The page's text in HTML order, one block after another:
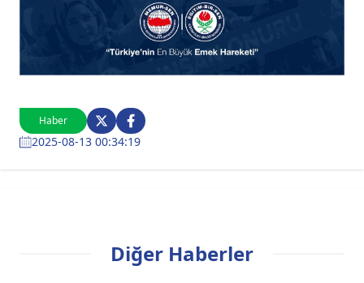
Haber
2025-08-13 00:34:19
Diğer Haberler